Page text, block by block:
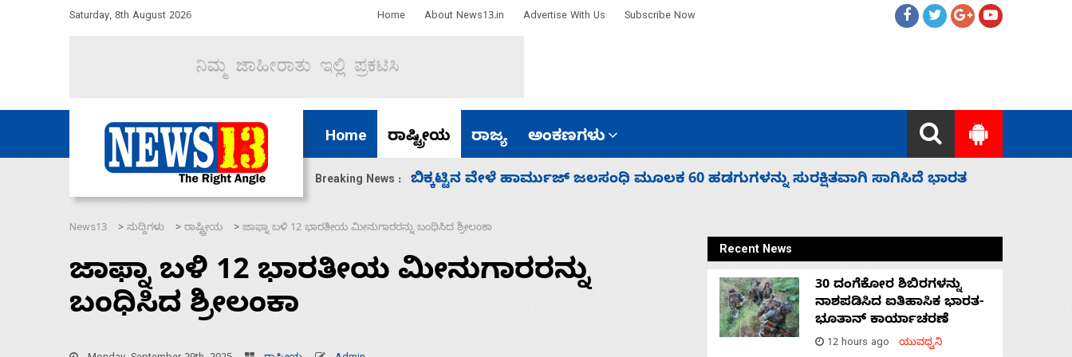
Saturday, 8th August 2026 Home About News13.in Advertise With Us Subscribe Now
Home ರಾಷ್ಟ್ರೀಯ ರಾಜ್ಯ ಅಂಕಣಗಳು
Breaking News :
ಮೂಲಕ 60 ಹಡಗುಗಳನ್ನು ಸುರಕ್ಷಿತವಾಗಿ ಸಾಗಿಸಿದೆ ಭಾರತ ನಾಗೇಂದ್ರ ರಾಜೀನಾಮೆ ಕೊಡದಿದ್ದರೆ ಸದನ ನಡೆಸಲು ಬಿಡೆವು: ಛಲವಾದಿ ನಾರಾಯಣಸ್ವಾಮಿ
News13 > ಸುದ್ದಿಗಳು > ರಾಷ್ಟ್ರೀಯ > ಜಾಫ್ನಾ ಬಳಿ 12 ಭಾರತೀಯ ಮೀನುಗಾರರನ್ನು ಬಂಧಿಸಿದ ಶ್ರೀಲಂಕಾ
ಜಾಫ್ನಾ ಬಳಿ 12 ಭಾರತೀಯ ಮೀನುಗಾರರನ್ನು
ಬಂಧಿಸಿದ ಶ್ರೀಲಂಕಾ
Recent News
30 ದಂಗೆಕೋರ ಶಿಬಿರಗಳನ್ನು
ನಾಶಪಡಿಸಿದ ಐತಿಹಾಸಿಕ ಭಾರತ-
ಭೂತಾನ್ ಕಾರ್ಯಾಚರಣೆ
12 hours ago ಯುವಧ್ವನಿ